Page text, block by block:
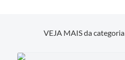
VEJA MAIS da categoria